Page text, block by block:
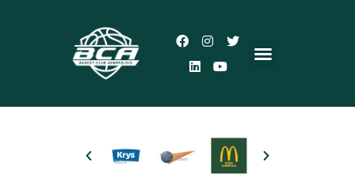
Accueil
Actualités